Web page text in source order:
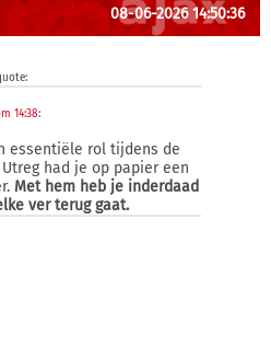
08-06-2026 14:50:36
14:38:
essentiële rol tijdens de
had je op papier een
Met hem heb je inderdaad
ver terug gaat.